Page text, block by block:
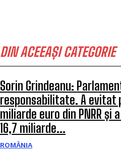
DIN ACEEAȘI CATEGORIE
Sorin Grindeanu:
responsabilitate. A evitat
miliarde euro din PNRR
16,7 miliarde...
ROMÂNIA